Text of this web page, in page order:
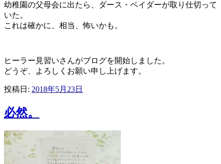
幼稚園の父母会に出たら、ダース・ベイダーが取り仕切って
いた。
これは確かに、相当、怖いかも。
ヒーラー見習いさんがブログを開始しました。
どうぞ、よろしくお願い申し上げます。
投稿日: 2018年5月23日
必然。